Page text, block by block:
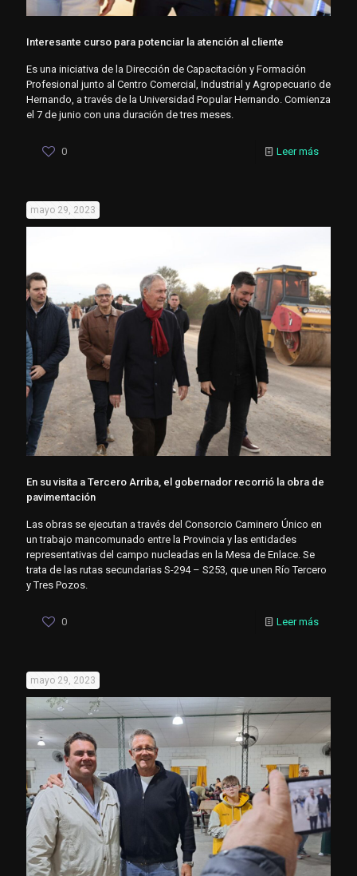
Interesante curso para potenciar la atención al cliente
Es una iniciativa de la Dirección de Capacitación y Formación
Profesional junto al Centro Comercial, Industrial y Agropecuario de
Hernando, a través de la Universidad Popular Hernando. Comienza
el 7 de junio con una duración de tres meses.
0 Leer más
mayo 29, 2023
En su visita a Tercero Arriba, el gobernador recorrió la obra de
pavimentación
Las obras se ejecutan a través del Consorcio Caminero Único en
un trabajo mancomunado entre la Provincia y las entidades
representativas del campo nucleadas en la Mesa de Enlace. Se
trata de las rutas secundarias S-294 – S253, que unen Río Tercero
y Tres Pozos.
0 Leer más
mayo 29, 2023